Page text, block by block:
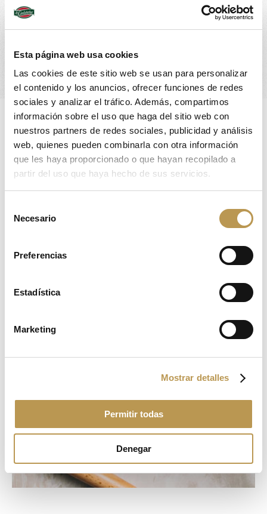
Esta página web usa cookies
Las cookies de este sitio web se usan para personalizar
el contenido y los anuncios, ofrecer funciones de redes
sociales y analizar el tráfico. Además, compartimos
información sobre el uso que haga del sitio web con
nuestros partners de redes sociales, publicidad y análisis
web, quienes pueden combinarla con otra información
que les haya proporcionado o que hayan recopilado a
partir del uso que haya hecho de sus servicios.
Necesario
Preferencias
Estadística
Marketing
Mostrar detalles
Permitir todas
Denegar
1 chorrito de vinagre de Módena, un
chorrito de AOVE y una pizca de sal.
Emplatamos y disfrutamos de un plato